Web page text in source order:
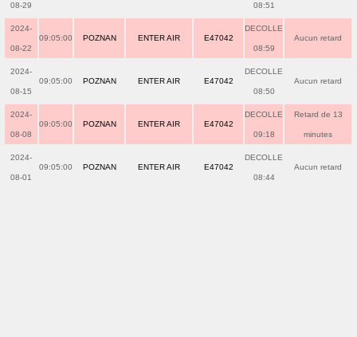
08-29 08:51
2024-
08-22
09:05:00 POZNAN ENTER AIR E47042
DECOLLE
08:59
Aucun retard
2024-
08-15
09:05:00 POZNAN ENTER AIR E47042
DECOLLE
08:50
Aucun retard
2024-
08-08
09:05:00 POZNAN ENTER AIR E47042
DECOLLE
09:18
Retard de 13
minutes
2024-
08-01
09:05:00 POZNAN ENTER AIR E47042
DECOLLE
08:44
Aucun retard